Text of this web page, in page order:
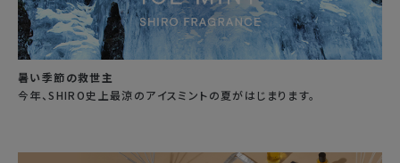
暑い季節の救世主
今年、SHIRO史上最涼のアイスミントの夏がはじまります。